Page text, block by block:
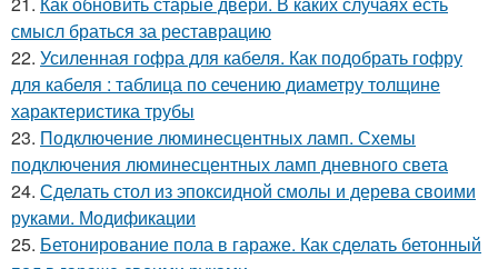
смысл браться за реставрацию
22. Усиленная гофра для кабеля. Как подобрать гофру
для кабеля : таблица по сечению диаметру толщине
характеристика трубы
23. Подключение люминесцентных ламп. Схемы
подключения люминесцентных ламп дневного света
24. Сделать стол из эпоксидной смолы и дерева своими
руками. Модификации
25. Бетонирование пола в гараже. Как сделать бетонный